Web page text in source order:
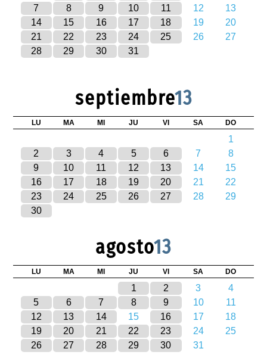
7
8 9 10 11 12
13
14
15 16 17 18 19
20
21
22 23 24 25 26
27
28
29 30 31
septiembre13
LU MA MI JU VI SA DO
1
2
3 4 5 6 7
8
9
10 11 12 13 14
15
16
17 18 19 20 21
22
23
24 25 26 27 28
29
30
agosto13
LU MA MI JU VI SA DO
1 2 3
4
5
6 7 8 9 10
11
12
13 14 15 16 17
18
19
20 21 22 23 24
25
26
27 28 29 30 31